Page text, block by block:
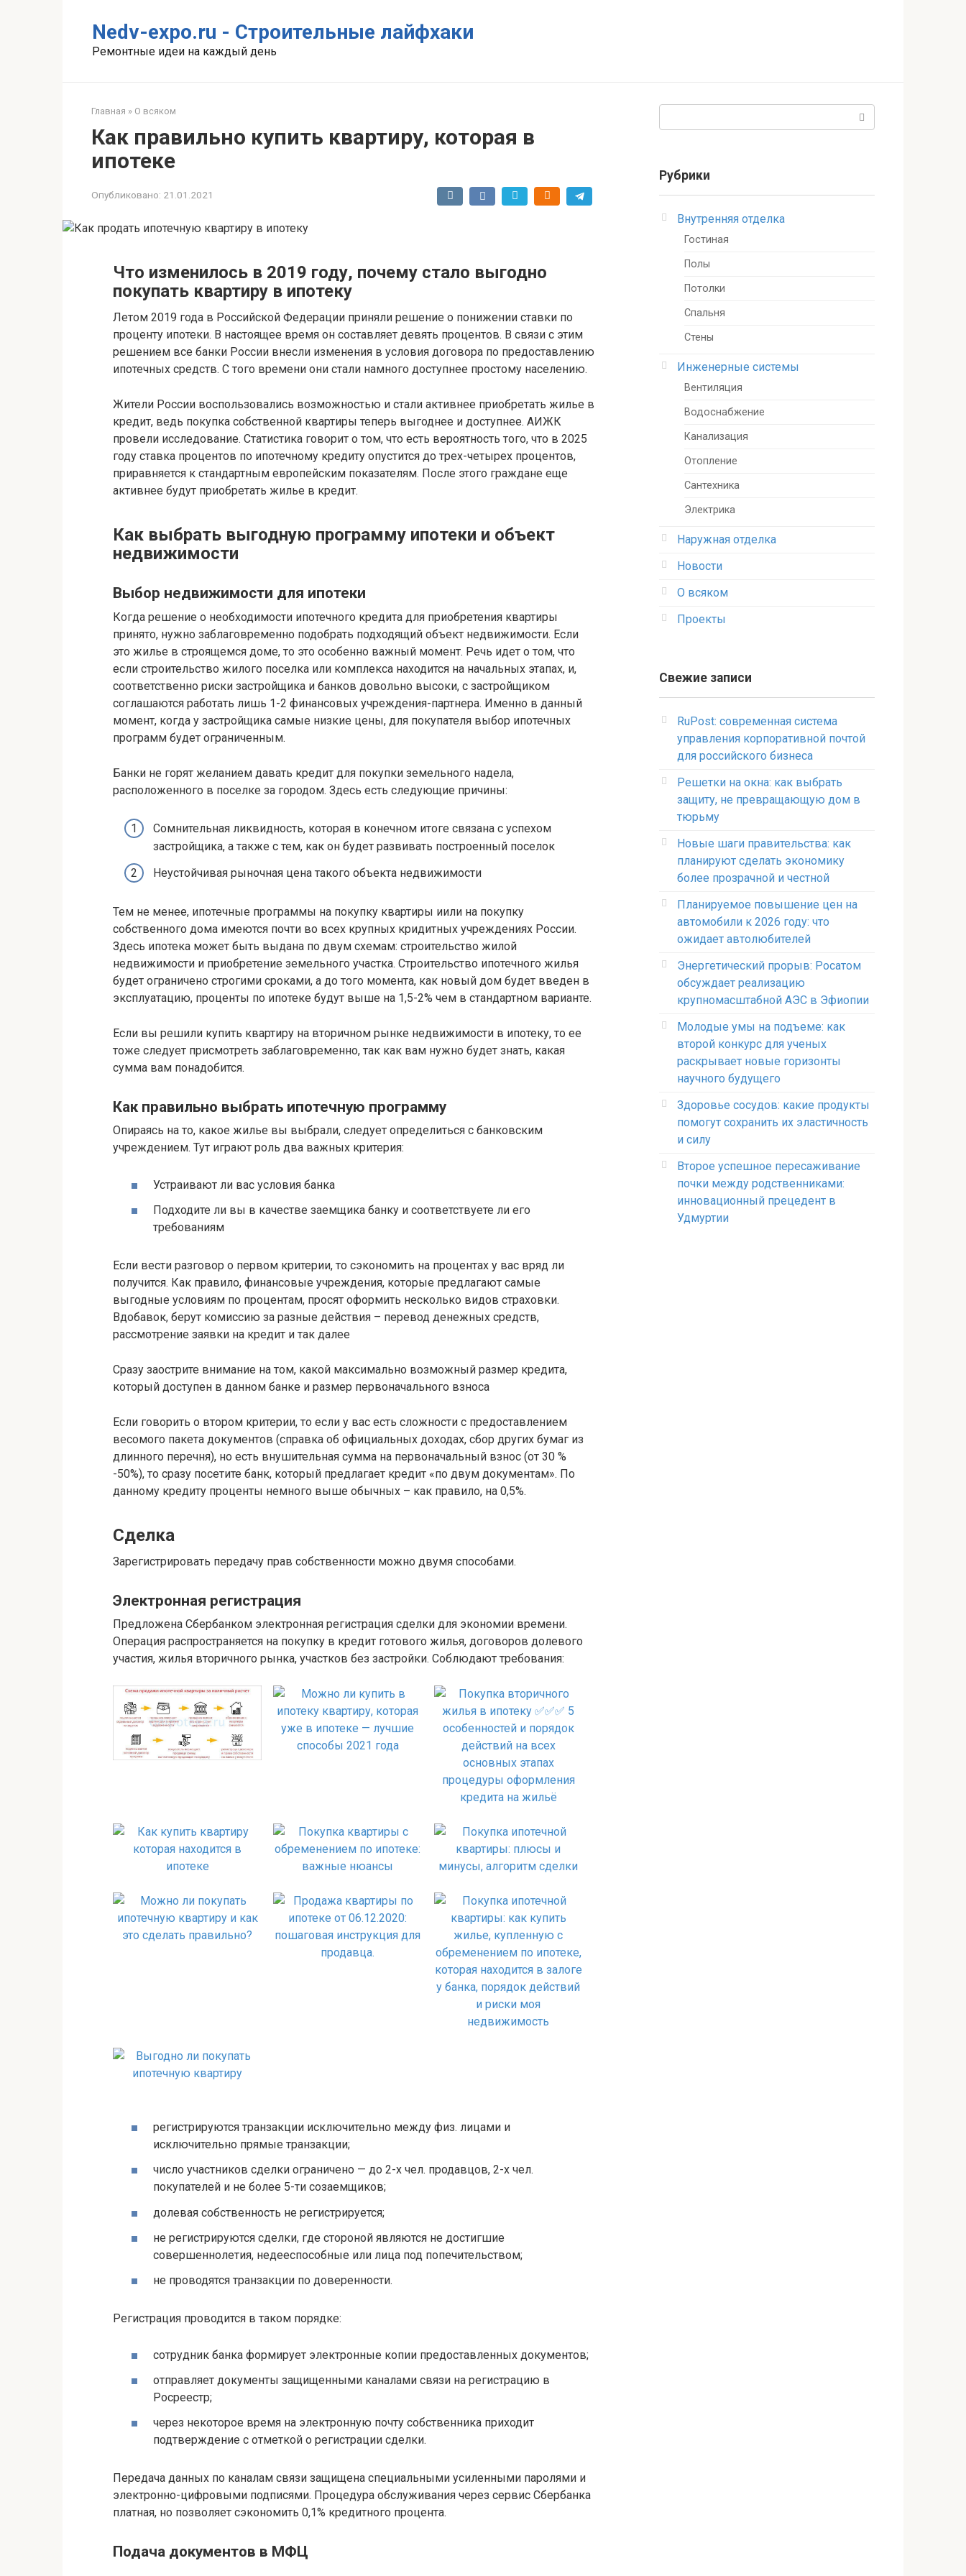
Nedv-expo.ru - Строительные лайфхаки
Ремонтные идеи на каждый день
Главная » О всяком
Как правильно купить квартиру, которая в
ипотеке
Опубликовано: 21.01.2021
Что изменилось в 2019 году, почему стало выгодно
покупать квартиру в ипотеку
Летом 2019 года в Российской Федерации приняли решение о понижении ставки по
проценту ипотеки. В настоящее время он составляет девять процентов. В связи с этим
решением все банки России внесли изменения в условия договора по предоставлению
ипотечных средств. С того времени они стали намного доступнее простому населению.
Жители России воспользовались возможностью и стали активнее приобретать жилье в
кредит, ведь покупка собственной квартиры теперь выгоднее и доступнее. АИЖК
провели исследование. Статистика говорит о том, что есть вероятность того, что в 2025
году ставка процентов по ипотечному кредиту опустится до трех-четырех процентов,
приравняется к стандартным европейским показателям. После этого граждане еще
активнее будут приобретать жилье в кредит.
Как выбрать выгодную программу ипотеки и объект
недвижимости
Выбор недвижимости для ипотеки
Когда решение о необходимости ипотечного кредита для приобретения квартиры
принято, нужно заблаговременно подобрать подходящий объект недвижимости. Если
это жилье в строящемся доме, то это особенно важный момент. Речь идет о том, что
если строительство жилого поселка или комплекса находится на начальных этапах, и,
соответственно риски застройщика и банков довольно высоки, с застройщиком
соглашаются работать лишь 1-2 финансовых учреждения-партнера. Именно в данный
момент, когда у застройщика самые низкие цены, для покупателя выбор ипотечных
программ будет ограниченным.
Банки не горят желанием давать кредит для покупки земельного надела,
расположенного в поселке за городом. Здесь есть следующие причины:
Сомнительная ликвидность, которая в конечном итоге связана с успехом
застройщика, а также с тем, как он будет развивать построенный поселок
Неустойчивая рыночная цена такого объекта недвижимости
Тем не менее, ипотечные программы на покупку квартиры иили на покупку
собственного дома имеются почти во всех крупных кридитных учреждениях России.
Здесь ипотека может быть выдана по двум схемам: строительство жилой
недвижимости и приобретение земельного участка. Строительство ипотечного жилья
будет ограничено строгими сроками, а до того момента, как новый дом будет введен в
эксплуатацию, проценты по ипотеке будут выше на 1,5-2% чем в стандартном варианте.
Если вы решили купить квартиру на вторичном рынке недвижимости в ипотеку, то ее
тоже следует присмотреть заблаговременно, так как вам нужно будет знать, какая
сумма вам понадобится.
Как правильно выбрать ипотечную программу
Опираясь на то, какое жилье вы выбрали, следует определиться с банковским
учреждением. Тут играют роль два важных критерия:
Устраивают ли вас условия банка
Подходите ли вы в качестве заемщика банку и соответствуете ли его
требованиям
Если вести разговор о первом критерии, то сэкономить на процентах у вас вряд ли
получится. Как правило, финансовые учреждения, которые предлагают самые
выгодные условиям по процентам, просят оформить несколько видов страховки.
Вдобавок, берут комиссию за разные действия – перевод денежных средств,
рассмотрение заявки на кредит и так далее
Сразу заострите внимание на том, какой максимально возможный размер кредита,
который доступен в данном банке и размер первоначального взноса
Если говорить о втором критерии, то если у вас есть сложности с предоставлением
весомого пакета документов (справка об официальных доходах, сбор других бумаг из
длинного перечня), но есть внушительная сумма на первоначальный взнос (от 30 %
-50%), то сразу посетите банк, который предлагает кредит «по двум документам». По
данному кредиту проценты немного выше обычных – как правило, на 0,5%.
Сделка
Зарегистрировать передачу прав собственности можно двумя способами.
Электронная регистрация
Предложена Сбербанком электронная регистрация сделки для экономии времени.
Операция распространяется на покупку в кредит готового жилья, договоров долевого
участия, жилья вторичного рынка, участков без застройки. Соблюдают требования:
регистрируются транзакции исключительно между физ. лицами и
исключительно прямые транзакции;
число участников сделки ограничено — до 2-х чел. продавцов, 2-х чел.
покупателей и не более 5-ти созаемщиков;
долевая собственность не регистрируется;
не регистрируются сделки, где стороной являются не достигшие
совершеннолетия, недееспособные или лица под попечительством;
не проводятся транзакции по доверенности.
Регистрация проводится в таком порядке:
сотрудник банка формирует электронные копии предоставленных документов;
отправляет документы защищенными каналами связи на регистрацию в
Росреестр;
через некоторое время на электронную почту собственника приходит
подтверждение с отметкой о регистрации сделки.
Передача данных по каналам связи защищена специальными усиленными паролями и
электронно-цифровыми подписями. Процедура обслуживания через сервис Сбербанка
платная, но позволяет сэкономить 0,1% кредитного процента.
Подача документов в МФЦ
Рубрики
Внутренняя отделка
Гостиная
Полы
Потолки
Спальня
Стены
Инженерные системы
Вентиляция
Водоснабжение
Канализация
Отопление
Сантехника
Электрика
Наружная отделка
Новости
О всяком
Проекты
Свежие записи
RuPost: современная система
управления корпоративной почтой
для российского бизнеса
Решетки на окна: как выбрать
защиту, не превращающую дом в
тюрьму
Новые шаги правительства: как
планируют сделать экономику
более прозрачной и честной
Планируемое повышение цен на
автомобили к 2026 году: что
ожидает автолюбителей
Энергетический прорыв: Росатом
обсуждает реализацию
крупномасштабной АЭС в Эфиопии
Молодые умы на подъеме: как
второй конкурс для ученых
раскрывает новые горизонты
научного будущего
Здоровье сосудов: какие продукты
помогут сохранить их эластичность
и силу
Второе успешное пересаживание
почки между родственниками:
инновационный прецедент в
Удмуртии